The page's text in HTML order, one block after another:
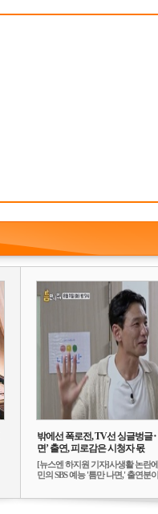
밖에선 폭로전, TV선 싱글벙글
면’ 출연, 피로감은 시청자 몫
[뉴스엔 하지원 기자]사생활 논란
민의 SBS 예능 '틈만 나면,' 출연분